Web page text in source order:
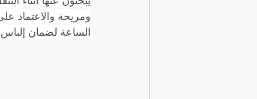
ومريحة والاعتماد
الساعة لضمان